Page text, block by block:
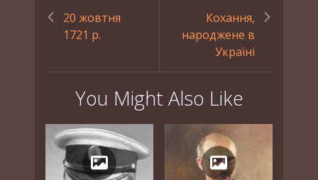
20 жовтня
1721 р.
Кохання,
народжене в
Україні
You Might Also Like